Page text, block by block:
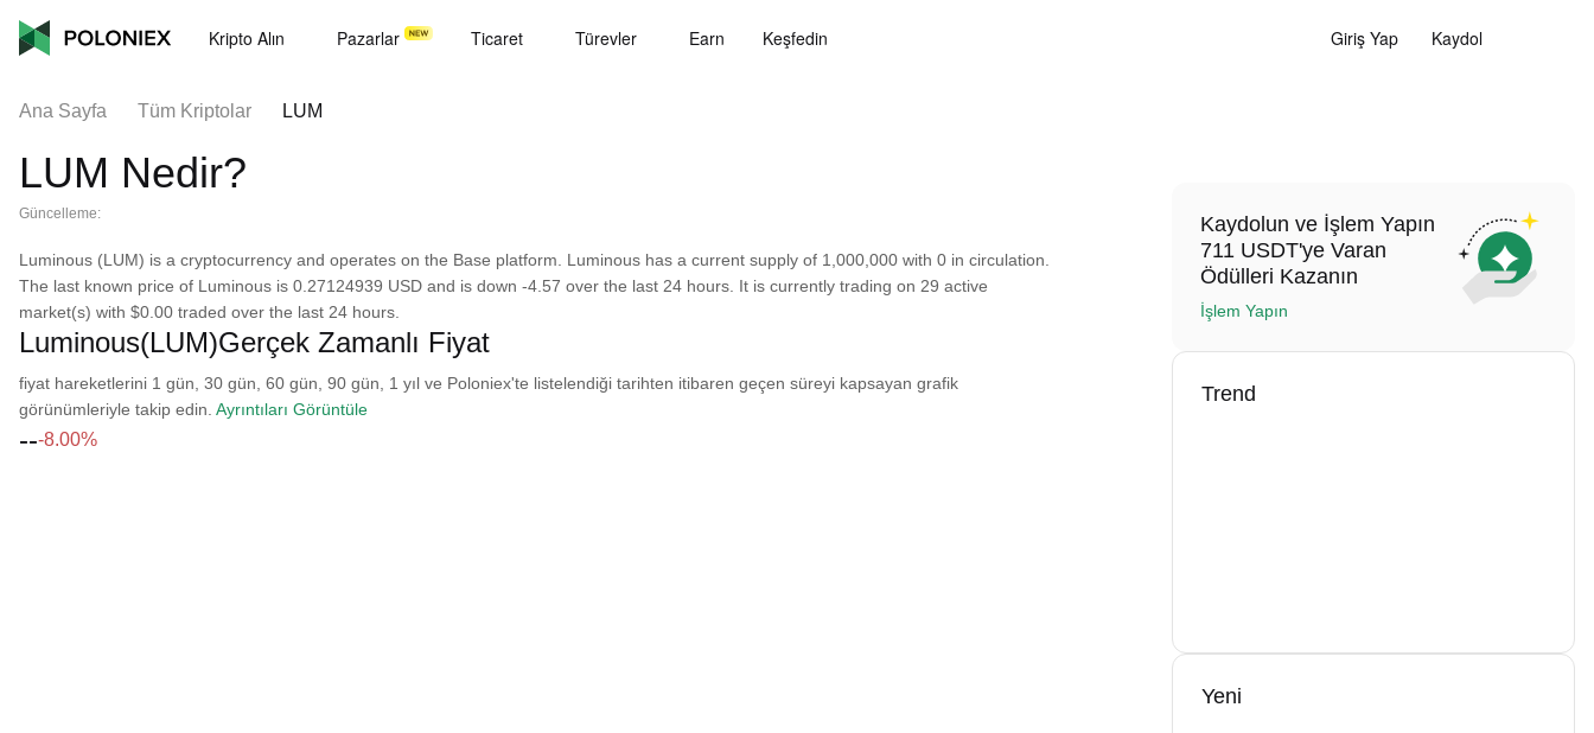
Kripto Alın Pazarlar Ticaret Türevler Earn Keşfedin Giriş Yap Kaydol
Ana Sayfa Tüm Kriptolar LUM
LUM Nedir?
Güncelleme:
Luminous (LUM) is a cryptocurrency and operates on the Base platform. Luminous has a current supply of 1,000,000 with 0 in circulation.
The last known price of Luminous is 0.27124939 USD and is down -4.57 over the last 24 hours. It is currently trading on 29 active
market(s) with $0.00 traded over the last 24 hours.
Luminous(LUM)Gerçek Zamanlı Fiyat
fiyat hareketlerini 1 gün, 30 gün, 60 gün, 90 gün, 1 yıl ve Poloniex'te listelendiği tarihten itibaren geçen süreyi kapsayan grafik
görünümleriyle takip edin. Ayrıntıları Görüntüle
---8.00%
Kaydolun ve İşlem Yapın
711 USDT'ye Varan
Ödülleri Kazanın
İşlem Yapın
Trend
Yeni